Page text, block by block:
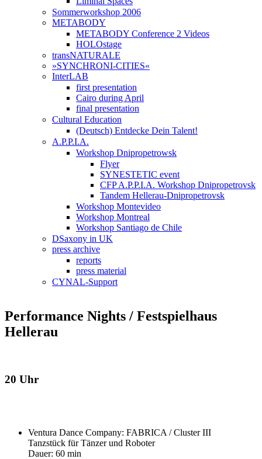
Sommerworkshop 2006
METABODY
METABODY Conference 2 Videos
HOLOstage
transNATURALE
»SYNCHRONI-CITIES«
InterLAB
first presentation
Cairo during April
final presentation
Cultural Education
(Deutsch) Entdecke Dein Talent!
A.P.P.I.A.
Workshop Dnipropetrowsk
Flyer
SYNESTETIC event
CFP A.P.P.I.A. Workshop Dnipropetrovsk
Tandem Hellerau-Dnipropetrovsk
Workshop Montevideo
Workshop Montreal
Workshop Santiago de Chile
DSaxony in UK
press archive
reports
press material
CYNAL-Support
Performance Nights / Festspielhaus
Hellerau
20 Uhr
Ventura Dance Company: FABRICA / Cluster III
Tanzstück für Tänzer und Roboter
Dauer: 60 min